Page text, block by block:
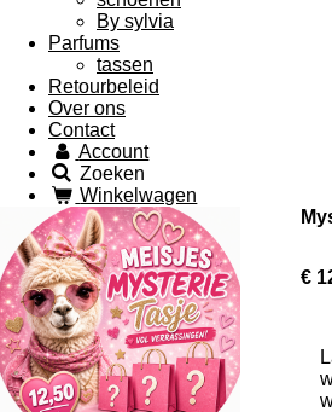
By sylvia
Parfums
tassen
Retourbeleid
Over ons
Contact
Account
Zoeken
Winkelwagen
€